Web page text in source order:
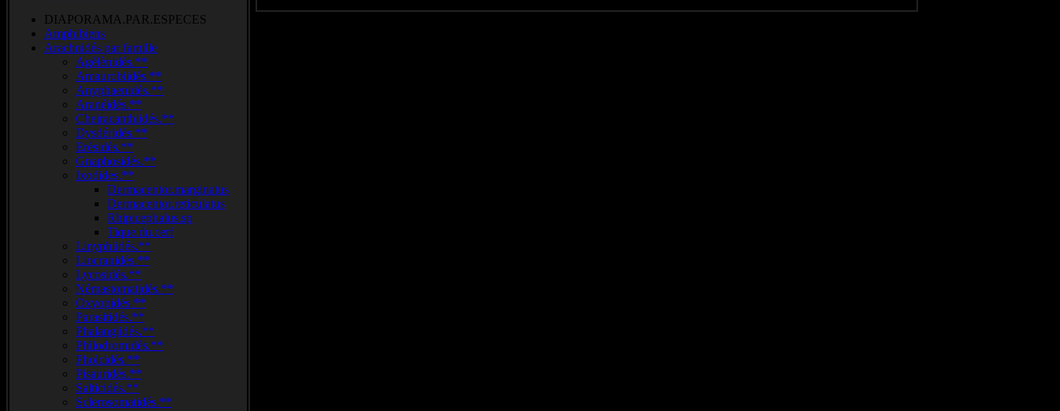
DIAPORAMA.PAR.ESPECES
Amphibiens
Arachnidés par famille
Agélènidés.**
Amaurobiidés.**
Anyphaenidés.**
Aranéidés.**
Cheiracanthiidés.**
Dysdéridés.**
Erésidés.**
Gnaphosidés.**
Ixodides.**
Dermacentor.marginatus
Dermacentor.reticulatus
Rhipicephalus.sp
Tique.du.cerf
Linyphiidés.**
Liocranidés.**
Lycosidés.**
Némastomatidés.**
Oxyopidés.**
Parasitidés.**
Phalangiidés.**
Philodromidés.**
Pholcidés.**
Pisauridés.**
Salticidés.**
Sclerosomatidés.**